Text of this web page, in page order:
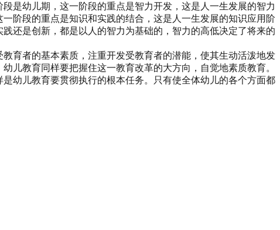
是幼儿期，这一阶段的重点是智力开发，这是人一生发展的智力
阶段的重点是知识和实践的结合，这是人一生发展的知识应用阶
还是创新，都是以人的智力为基础的，智力的高低决定了将来的
育者的基本素质，注重开发受教育者的潜能，使其生动活泼地发
儿教育同样要把握住这一教育改革的大方向，自觉地素质教育。
幼儿教育要贯彻执行的根本任务。只有使全体幼儿的各个方面都